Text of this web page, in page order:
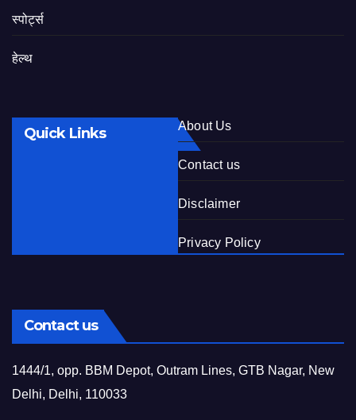
स्पोर्ट्स
हेल्थ
Quick Links About Us
Contact us
Disclaimer
Privacy Policy
Contact us
1444/1, opp. BBM Depot, Outram Lines, GTB Nagar, New
Delhi, Delhi, 110033